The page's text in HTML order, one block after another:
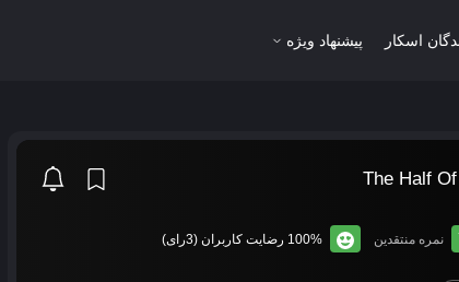
اسکار پیشنهاد ویژه
نمره منتقدین 100% رضایت کاربران (3رای)